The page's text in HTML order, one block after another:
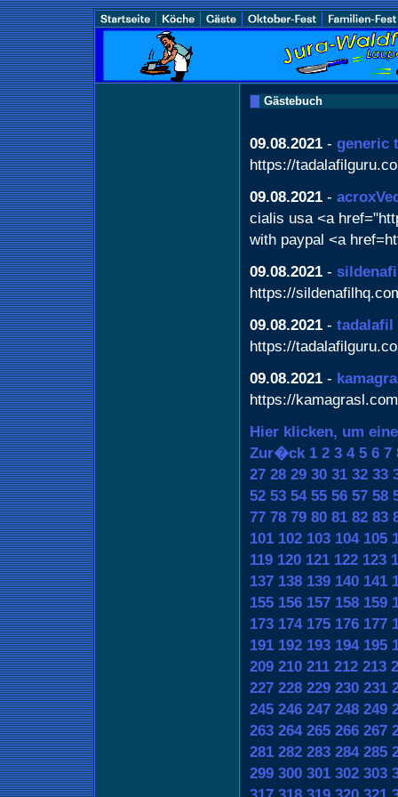
Gästebuch
09.08.2021 - generic
https://
09.08.2021 -
cialis usa <a
with paypal <a
09.08.2021 -
https://
09.08.2021 - tadalafil
https://
09.08.2021 -
https://
Hier klicken, um
Zur�ck 1 2 3 4 5 6 7
27 28 29 30 31 32 33
52 53 54 55 56 57 58
77 78 79 80 81 82 83
101 102 103 104 105
119 120 121 122 123
137 138 139 140 141
155 156 157 158 159
173 174 175 176 177
191 192 193 194 195
209 210 211 212 213
227 228 229 230 231
245 246 247 248 249
263 264 265 266 267
281 282 283 284 285
299 300 301 302 303